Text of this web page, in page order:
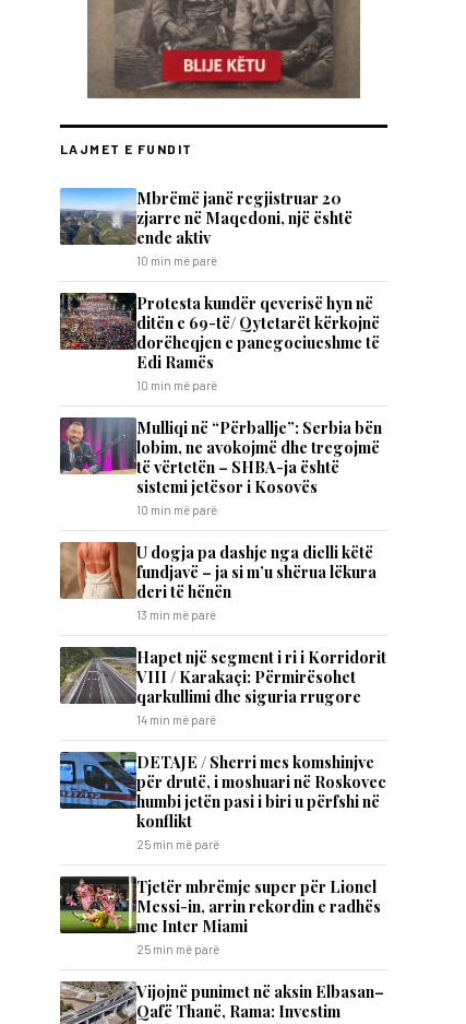
LAJMET E FUNDIT
Mbrëmë janë regjistruar 20
zjarre në Maqedoni, një është
ende aktiv
10 min më parë
Protesta kundër qeverisë hyn në
ditën e 69-të/ Qytetarët kërkojnë
dorëheqjen e panegociueshme të
Edi Ramës
10 min më parë
Mulliqi në “Përballje”: Serbia bën
lobim, ne avokojmë dhe tregojmë
të vërtetën – SHBA-ja është
sistemi jetësor i Kosovës
10 min më parë
U dogja pa dashje nga dielli këtë
fundjavë – ja si m’u shërua lëkura
deri të hënën
13 min më parë
Hapet një segment i ri i Korridorit
VIII / Karakaçi: Përmirësohet
qarkullimi dhe siguria rrugore
14 min më parë
DETAJE / Sherri mes komshinjve
për drutë, i moshuari në Roskovec
humbi jetën pasi i biri u përfshi në
konflikt
25 min më parë
Tjetër mbrëmje super për Lionel
Messi-in, arrin rekordin e radhës
me Inter Miami
25 min më parë
Vijojnë punimet në aksin Elbasan–
Qafë Thanë, Rama: Investim